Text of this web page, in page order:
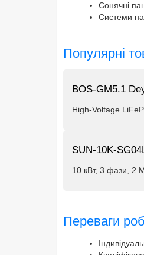
Сонячні
Системи
Популярні
BOS-GM5.1
High-Voltage
SUN-10K-
10 кВт, 3 фази, 2
Переваги